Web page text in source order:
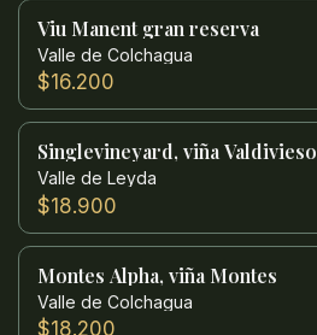
Viu Manent gran reserva
Valle de Colchagua
$16.200
Singlevineyard, viña Valdivieso
Valle de Leyda
$18.900
Montes Alpha, viña Montes
Valle de Colchagua
$18.200